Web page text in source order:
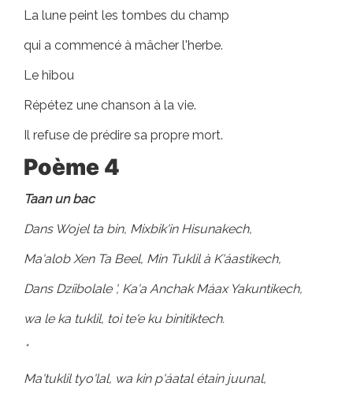
La lune peint les tombes du champ
qui a commencé à mâcher l'herbe.
Le hibou
Répétez une chanson à la vie.
Il refuse de prédire sa propre mort.
Poème 4
Taan un bac
Dans Wojel ta bin, Mixbik'in Hisunakech,
Ma'alob Xen Ta Beel, Min Tuklil à K'áastikech,
Dans Dzíibolale ', Ka'a Anchak Máax Yakuntikech,
wa le ka tuklil, toi te'e ku binitiktech.
*
Ma'tuklil tyo'lal, wa kin p'áatal étain juunal,